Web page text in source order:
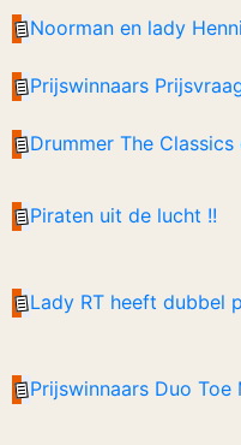
Noorman en lady
Prijswinnaars
Drummer The
Piraten uit de lucht !!
Lady RT heeft dubbel
Prijswinnaars Duo Toe